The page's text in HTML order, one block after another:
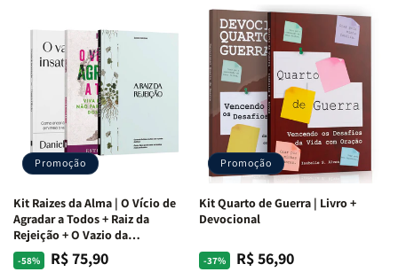
Promoção
Kit Raizes da Alma | O Vício de
Agradar a Todos + Raiz da
Rejeição + O Vazio da
Insatisfação.
-58%
Preço
PreçoR$ 75,90
Promoção
Kit Quarto de Guerra | Livro +
Devocional
-37%
Preço
PreçoR$ 56,90